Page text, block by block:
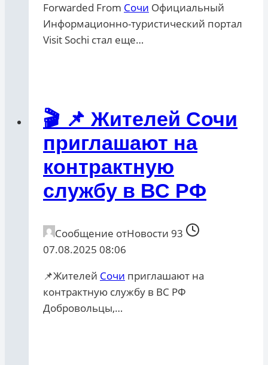
Forwarded From Сочи Официальный
Информационно-туристический портал
Visit Sochi стал еще…
🎬 📌 Жителей Сочи
приглашают на
контрактную
службу в ВС РФ
Сообщение отНовости 93
07.08.2025 08:06
📌Жителей Сочи приглашают на
контрактную службу в ВС РФ
Добровольцы,…